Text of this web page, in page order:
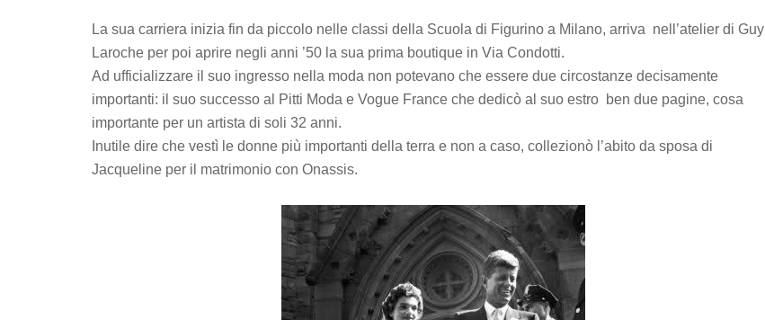
La sua carriera inizia fin da piccolo nelle classi della Scuola di Figurino a Milano, arriva nell’atelier di Guy
Laroche per poi aprire negli anni ’50 la sua prima boutique in Via Condotti.
Ad ufficializzare il suo ingresso nella moda non potevano che essere due circostanze decisamente
importanti: il suo successo al Pitti Moda e Vogue France che dedicò al suo estro ben due pagine, cosa
importante per un artista di soli 32 anni.
Inutile dire che vestì le donne più importanti della terra e non a caso, collezionò l’abito da sposa di
Jacqueline per il matrimonio con Onassis.